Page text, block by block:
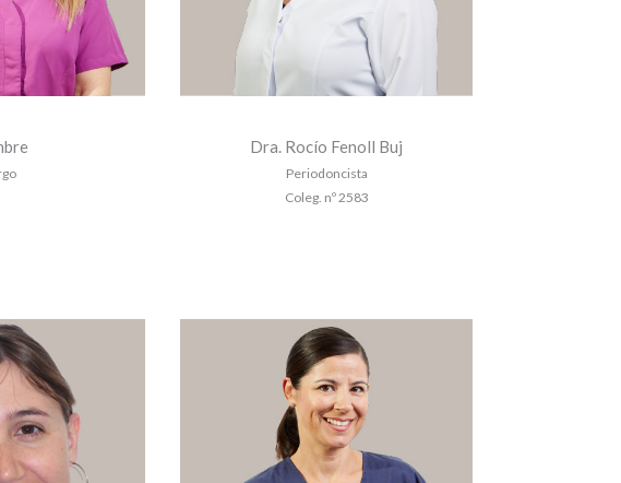
Dra. Rocío Fenoll Buj
Periodoncista
Coleg. nº 2583